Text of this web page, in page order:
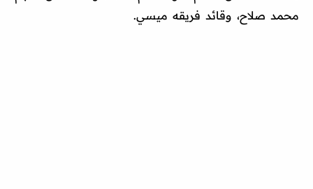
محمد صلاح، وقائد فريقه ميسي.